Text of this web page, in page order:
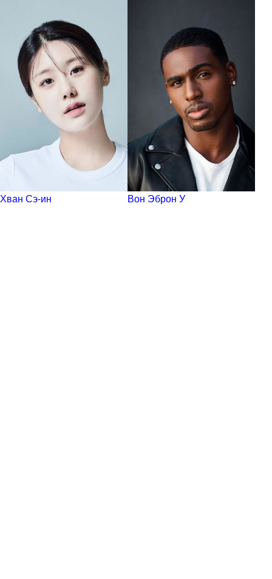
Хван Сэ-ин Вон Эброн У